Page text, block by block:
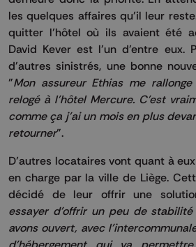
les quelques affaires qu’il leur
quitter l’hôtel où ils avaient été
David Kever est l'un d'entre eux.
d'autres sinistrés, une bonne
"Mon assureur Ethias me
relogé à l'hôtel Mercure. C'est
comme ça j'ai un mois en plus
retourner".
D’autres locataires vont quant à
en charge par la ville de Liège.
décidé de leur offrir une
essayer d'offrir un peu de
avons ouvert, avec
d'hébergement qui va